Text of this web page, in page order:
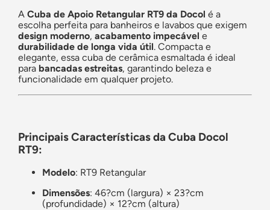
A Cuba de Apoio Retangular RT9 da Docol é a
escolha perfeita para banheiros e lavabos que exigem
design moderno, acabamento impecável e
durabilidade de longa vida útil. Compacta e
elegante, essa cuba de cerâmica esmaltada é ideal
para bancadas estreitas, garantindo beleza e
funcionalidade em qualquer projeto.
Principais Características da Cuba Docol
RT9:
Modelo: RT9 Retangular
Dimensões: 46?cm (largura) × 23?cm
(profundidade) × 12?cm (altura)